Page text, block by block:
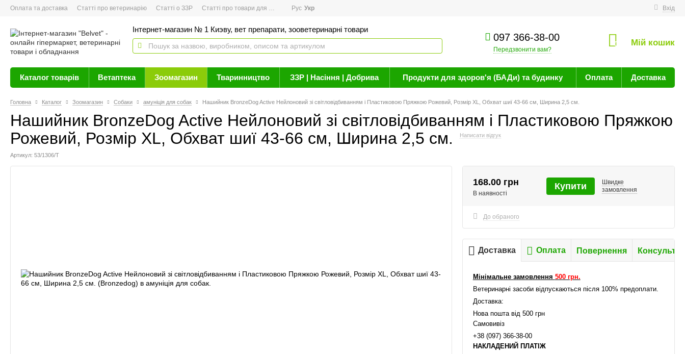
Оплата та доставка Статті про ветеринарію Статті о ЗЗР Статті про товари для здоров'я Новини Вхід
Рус Укр
Інтернет-магазин № 1 Киэву, вет препарати, зооветеринарні товари
097 366-38-00
Передзвонити вам?
0 Мій кошик
Каталог товарів Ветаптека Зоомагазин Тваринництво ЗЗР | Насіння | Добрива Продукти для здоров'я (БАДи) та будинку Оплата Доставка
Головна Каталог Зоомагазин Собаки амуніція для собак Нашийник BronzeDog Active Нейлоновий зі світловідбиванням і Пластиковою Пряжкою Рожевий, Розмір ХL, Обхват шиї 43-66 см, Ширина 2,5 см.
Нашийник BronzeDog Active Нейлоновий зі світловідбиванням і Пластиковою Пряжкою
Рожевий, Розмір ХL, Обхват шиї 43-66 см, Ширина 2,5 см.
Написати відгук
Артикул: 53/1306/Т
168.00 грн
В наявності
Купити
Швидке
замовлення
До обраного
Доставка Оплата Повернення
Мінімальне замовлення 500 грн.
Ветеринарні засоби відпускаються після 100% предоплати.
Доставка:
Нова пошта від 500 грн
Самовивіз
+38 (097) 366-38-00
НАКЛАДЕНИЙ ПЛАТІЖ